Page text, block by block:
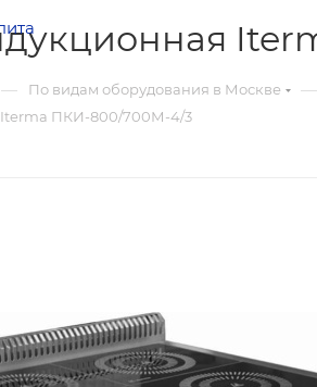
— По видам оборудования в Москве —
Iterma ПКИ-800/700М-4/3